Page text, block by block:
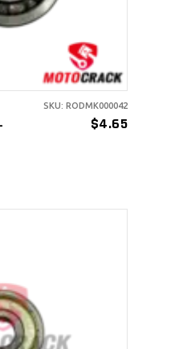
$4.65
SKU: RODMK000042